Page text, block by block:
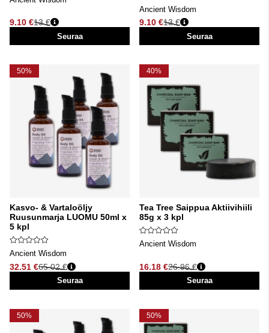
9.10 €
Normaali hinta
13 €
Seuraa
Ancient Wisdom
9.10 €
Normaali hinta
13 €
Seuraa
50%
Kasvo- & Vartaloöljy
Ruusunmarja LUOMU 50ml x
5 kpl
Ancient Wisdom
32.51 €
Normaali hinta
65.02 €
Seuraa
40%
Tea Tree Saippua Aktiivihiili
85g x 3 kpl
Ancient Wisdom
16.18 €
Normaali hinta
26.96 €
Seuraa
50% 50%